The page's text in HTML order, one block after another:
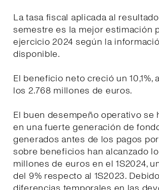
La tasa fiscal aplicada al
semestre es la mejor estimación
ejercicio 2024 según la
disponible.
El beneficio neto creció un 10,1%,
los 2.768 millones de euros.
El buen desempeño operativo se
en una fuerte generación de
generados antes de los pagos
sobre beneficios han alcanzado
millones de euros en el 1S2024,
del 9% respecto al 1S2023.